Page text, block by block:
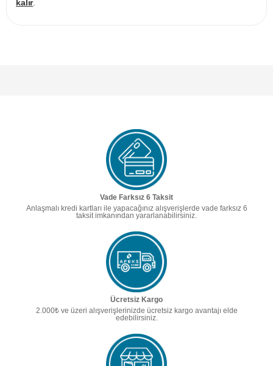
kalır.
Vade Farksız 6 Taksit
Anlaşmalı kredi kartları ile yapacağınız alışverişlerde vade farksız 6
taksit imkanından yararlanabilirsiniz.
Ücretsiz Kargo
2.000₺ ve üzeri alışverişlerinizde ücretsiz kargo avantajı elde
edebilirsiniz.